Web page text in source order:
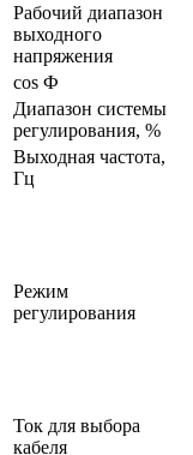
Рабочий диапазон
выходного
напряжения
cos Ф
Диапазон системы
регулирования, %
Выходная частота,
Гц
Режим
регулирования
Ток для выбора
кабеля